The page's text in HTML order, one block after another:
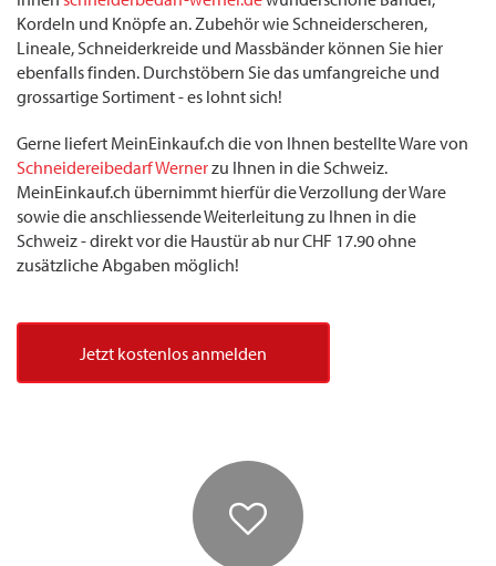
Kordeln und Knöpfe an. Zubehör wie Schneiderscheren,
Lineale, Schneiderkreide und Massbänder können Sie hier
ebenfalls finden. Durchstöbern Sie das umfangreiche und
grossartige Sortiment - es lohnt sich!
Gerne liefert MeinEinkauf.ch die von Ihnen bestellte Ware von
Schneidereibedarf Wernerzu Ihnen in die Schweiz.
MeinEinkauf.ch übernimmt hierfür die Verzollung der Ware
sowie die anschliessende Weiterleitung zu Ihnen in die
Schweiz - direkt vor die Haustür ab nur CHF 17.90 ohne
zusätzliche Abgaben möglich!
Jetzt kostenlos anmelden